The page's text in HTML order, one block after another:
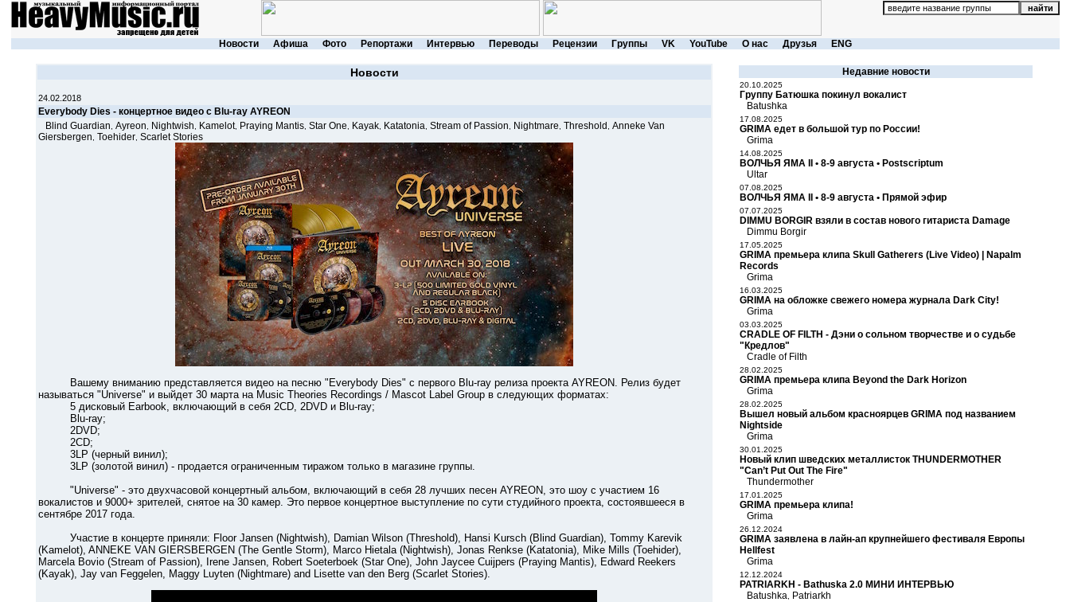
Новости Афиша Фото Репортажи Интервью Переводы Рецензии Группы VK YouTube О нас Друзья ENG
Новости
24.02.2018
Everybody Dies - концертное видео с Blu-ray AYREON
Blind Guardian Ayreon Nightwish Kamelot, Praying Mantis Star One Kayak Katatonia Stream of Passion Nightmare Threshold Anneke Van
Giersbergen Toehider Scarlet Stories
Вашему вниманию представляется видео на песню "Everybody Dies" с первого Blu-ray релиза проекта AYREON. Релиз будет
называться "Universe" и выйдет 30 марта на Music Theories Recordings / Mascot Label Group в следующих форматах:
5 дисковый Earbook, включающий в себя 2CD, 2DVD и Blu-ray;
Blu-ray;
2DVD;
2CD;
3LP (черный винил);
3LP (золотой винил) - продается ограниченным тиражом только в магазине группы.
"Universe" - это двухчасовой концертный альбом, включающий в себя 28 лучших песен AYREON, это шоу с участием 16
вокалистов и 9000+ зрителей, снятое на 30 камер. Это первое концертное выступление по сути студийного проекта, состоявшееся в
сентябре 2017 года.
Участие в концерте приняли: Floor Jansen (Nightwish), Damian Wilson (Threshold), Hansi Kursch (Blind Guardian), Tommy Karevik
(Kamelot), ANNEKE VAN GIERSBERGEN (The Gentle Storm), Marco Hietala (Nightwish), Jonas Renkse (Katatonia), Mike Mills (Toehider),
Marcela Bovio (Stream of Passion), Irene Jansen, Robert Soeterboek (Star One), John Jaycee Cuijpers (Praying Mantis), Edward Reekers
(Kayak), Jay van Feggelen, Maggy Luyten (Nightmare) and Lisette van den Berg (Scarlet Stories).
Недавние новости
20.10.2025
Группу Батюшка покинул вокалист
Batushka
17.08.2025
GRIMA едет в большой тур по России!
Grima
14.08.2025
ВОЛЧЬЯ ЯМА II • 8-9 августа • Postscriptum
Ultar
07.08.2025
ВОЛЧЬЯ ЯМА II • 8-9 августа • Прямой эфир
07.07.2025
DIMMU BORGIR взяли в состав нового гитариста Damage
Dimmu Borgir
17.05.2025
GRIMA премьера клипа Skull Gatherers (Live Video) | Napalm
Records
Grima
16.03.2025
GRIMA на обложке свежего номера журнала Dark City!
Grima
03.03.2025
CRADLE OF FILTH - Дэни о сольном творчестве и о судьбе
"Кредлов"
Cradle of Filth
28.02.2025
GRIMA премьера клипа Beyond the Dark Horizon
Grima
28.02.2025
Вышел новый альбом красноярцев GRIMA под названием
Nightside
Grima
30.01.2025
Новый клип шведских металлисток THUNDERMOTHER
"Can’t Put Out The Fire"
Thundermother
17.01.2025
GRIMA премьера клипа!
Grima
26.12.2024
GRIMA заявлена в лайн-ап крупнейшего фестиваля Европы
Hellfest
Grima
12.12.2024
PATRIARKH - Bathuska 2.0 МИНИ ИНТЕРВЬЮ
Batushka Patriarkh